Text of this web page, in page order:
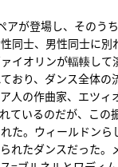
アが登場し、そのう
同士、男性同士に別
イオリンが輻輳して
おり、ダンス全体の
人の作曲家、エツィ
ているのだが、この
た。ウィールドンら
れたダンスだった。